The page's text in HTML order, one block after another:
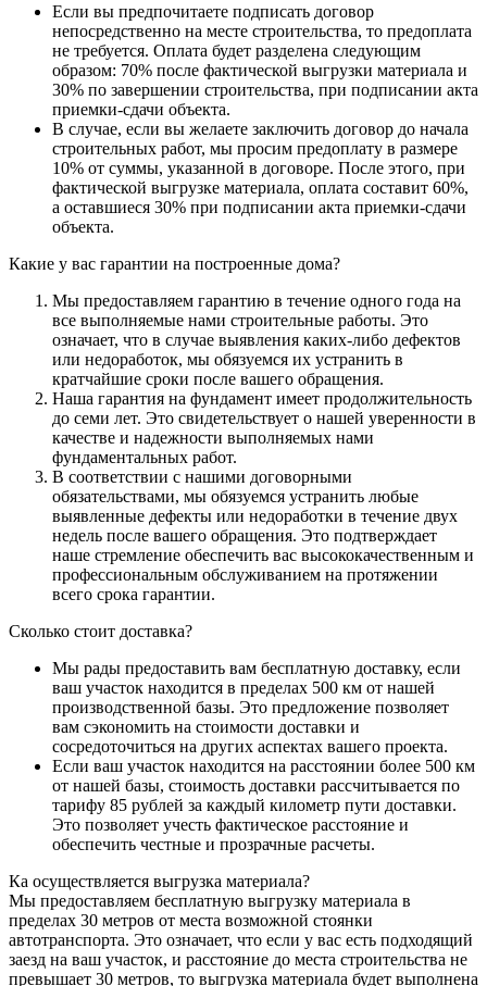
Если вы предпочитаете подписать договор
непосредственно на месте строительства, то предоплата
не требуется. Оплата будет разделена следующим
образом: 70% после фактической выгрузки материала и
30% по завершении строительства, при подписании акта
приемки-сдачи объекта.
В случае, если вы желаете заключить договор до начала
строительных работ, мы просим предоплату в размере
10% от суммы, указанной в договоре. После этого, при
фактической выгрузке материала, оплата составит 60%,
а оставшиеся 30% при подписании акта приемки-сдачи
объекта.
Какие у вас гарантии на построенные дома?
Мы предоставляем гарантию в течение одного года на
все выполняемые нами строительные работы. Это
означает, что в случае выявления каких-либо дефектов
или недоработок, мы обязуемся их устранить в
кратчайшие сроки после вашего обращения.
Наша гарантия на фундамент имеет продолжительность
до семи лет. Это свидетельствует о нашей уверенности в
качестве и надежности выполняемых нами
фундаментальных работ.
В соответствии с нашими договорными
обязательствами, мы обязуемся устранить любые
выявленные дефекты или недоработки в течение двух
недель после вашего обращения. Это подтверждает
наше стремление обеспечить вас высококачественным и
профессиональным обслуживанием на протяжении
всего срока гарантии.
Сколько стоит доставка?
Мы рады предоставить вам бесплатную доставку, если
ваш участок находится в пределах 500 км от нашей
производственной базы. Это предложение позволяет
вам сэкономить на стоимости доставки и
сосредоточиться на других аспектах вашего проекта.
Если ваш участок находится на расстоянии более 500 км
от нашей базы, стоимость доставки рассчитывается по
тарифу 85 рублей за каждый километр пути доставки.
Это позволяет учесть фактическое расстояние и
обеспечить честные и прозрачные расчеты.
Ка осуществляется выгрузка материала?
Мы предоставляем бесплатную выгрузку материала в
пределах 30 метров от места возможной стоянки
автотранспорта. Это означает, что если у вас есть подходящий
заезд на ваш участок, и расстояние до места строительства не
превышает 30 метров, то выгрузка материала будет выполнена